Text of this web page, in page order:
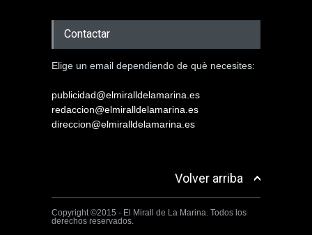
Contactar
Elige un email dependiendo de què necesites:
publicidad@elmiralldelamarina.es
redaccion@elmiralldelamarina.es
direccion@elmiralldelamarina.es
Volver arriba
Copyright ©2015 - El Mirall de La Marina. Todos los
derechos reservados.